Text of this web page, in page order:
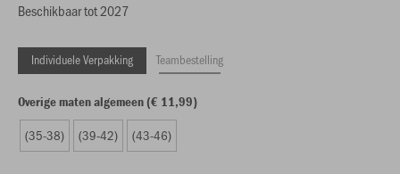
Beschikbaar tot 2027
Individuele Verpakking Teambestelling
Overige maten algemeen (€ 11,99)
(35-38) (39-42) (43-46)